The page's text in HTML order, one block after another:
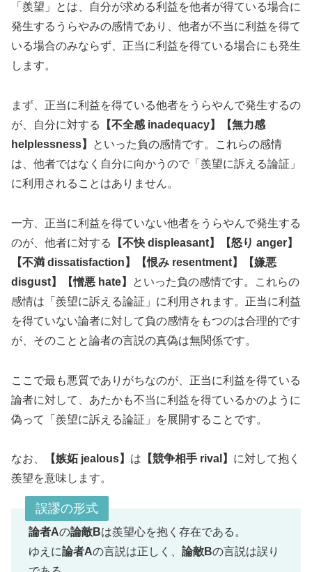
「羨望」とは、自分が求める利益を他者が得ている場合に
発生するうらやみの感情であり、他者が不当に利益を得て
いる場合のみならず、正当に利益を得ている場合にも発生
します。
まず、正当に利益を得ている他者をうらやんで発生するの
が、自分に対する
【不全感 inadequacy】【無力感
helplessness】
といった負の感情です。これらの感情
は、他者ではなく自分に向かうので「羨望に訴える論証」
に利用されることはありません。
一方、正当に利益を得ていない他者をうらやんで発生する
のが、他者に対する
【不快 displeasant】【怒り anger】
【不満 dissatisfaction】【恨み resentment】【嫌悪
disgust】【憎悪 hate】
といった負の感情です。これらの
感情は「羨望に訴える論証」に利用されます。正当に利益
を得ていない論者に対して負の感情をもつのは合理的です
が、そのことと論者の言説の真偽は無関係です。
ここで最も悪質でありがちなのが、正当に利益を得ている
論者に対して、あたかも不当に利益を得ているかのように
偽って「羨望に訴える論証」を展開することです。
なお、 【嫉妬 jealous】 は 【競争相手 rival】 に対して抱く
羨望を意味します。
誤謬の形式
論者Aの論敵Bは羨望心を抱く存在である。
ゆえに論者Aの言説は正しく、 論敵Bの言説は誤り